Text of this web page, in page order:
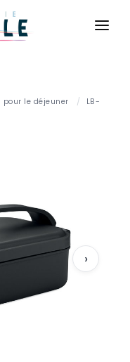
le déjeuner /
LB-
›